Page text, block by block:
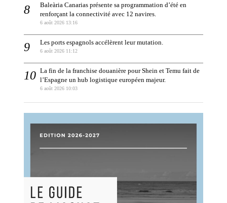
Baleària Canarias présente sa programmation d’été en
renforçant la connectivité avec 12 navires.
6 août 2026 13:16
Les ports espagnols accélèrent leur mutation.
6 août 2026 11:12
La fin de la franchise douanière pour Shein et Temu fait de
l’Espagne un hub logistique européen majeur.
6 août 2026 10:03